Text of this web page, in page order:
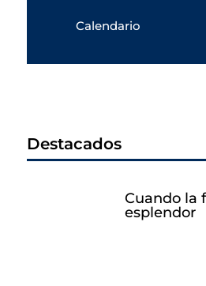
Calendario
Destacados
Cuando la
esplendor